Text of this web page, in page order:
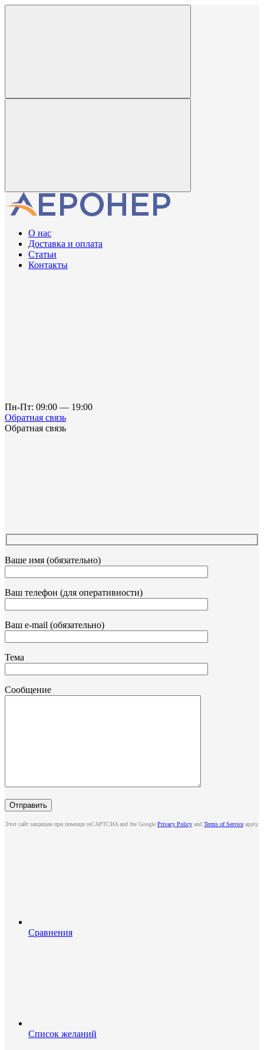
О нас
Доставка и оплата
Статьи
Контакты
Пн-Пт: 09:00 — 19:00
Обратная связь
Обратная связь
Ваше имя (обязательно)
Ваш телефон (для оперативности)
Ваш e-mail (обязательно)
Тема
Сообщение
Этот сайт защищен при помощи reCAPTCHA and the Google Privacy Policy and Terms of Service apply.
Сравнения
Список желаний